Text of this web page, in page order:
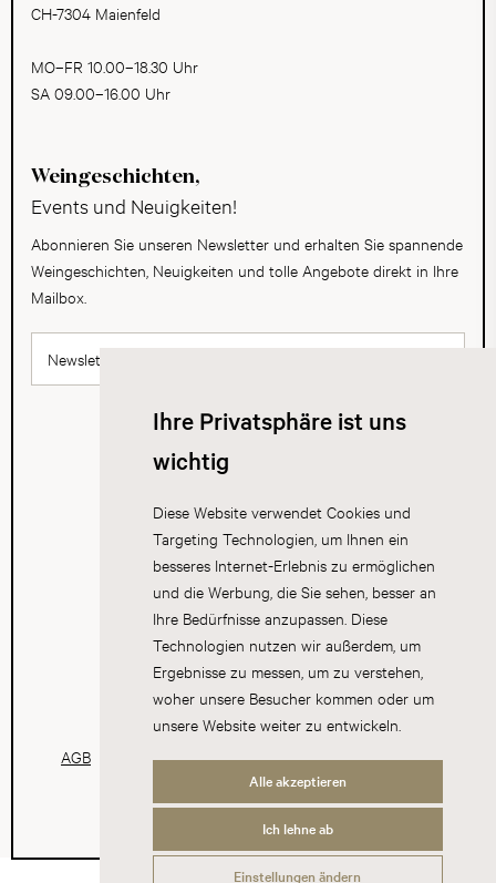
Ihre Privatsphäre ist uns
wichtig
Diese Website verwendet Cookies und
Targeting Technologien, um Ihnen ein
besseres Internet-Erlebnis zu ermöglichen
und die Werbung, die Sie sehen, besser an
Ihre Bedürfnisse anzupassen. Diese
Technologien nutzen wir außerdem, um
Ergebnisse zu messen, um zu verstehen,
woher unsere Besucher kommen oder um
unsere Website weiter zu entwickeln.
Alle akzeptieren
Ich lehne ab
Einstellungen ändern
CH-7304 Maienfeld
MO–FR 10.00–18.30 Uhr
SA 09.00–16.00 Uhr
Weingeschichten,
Events und Neuigkeiten!
Abonnieren Sie unseren Newsletter und erhalten Sie spannende
Weingeschichten, Neuigkeiten und tolle Angebote direkt in Ihre
Mailbox.
Newsletter abonnieren
AGB Datenschutz Impressum Cookies